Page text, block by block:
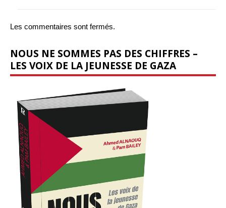
Les commentaires sont fermés.
NOUS NE SOMMES PAS DES CHIFFRES –
LES VOIX DE LA JEUNESSE DE GAZA